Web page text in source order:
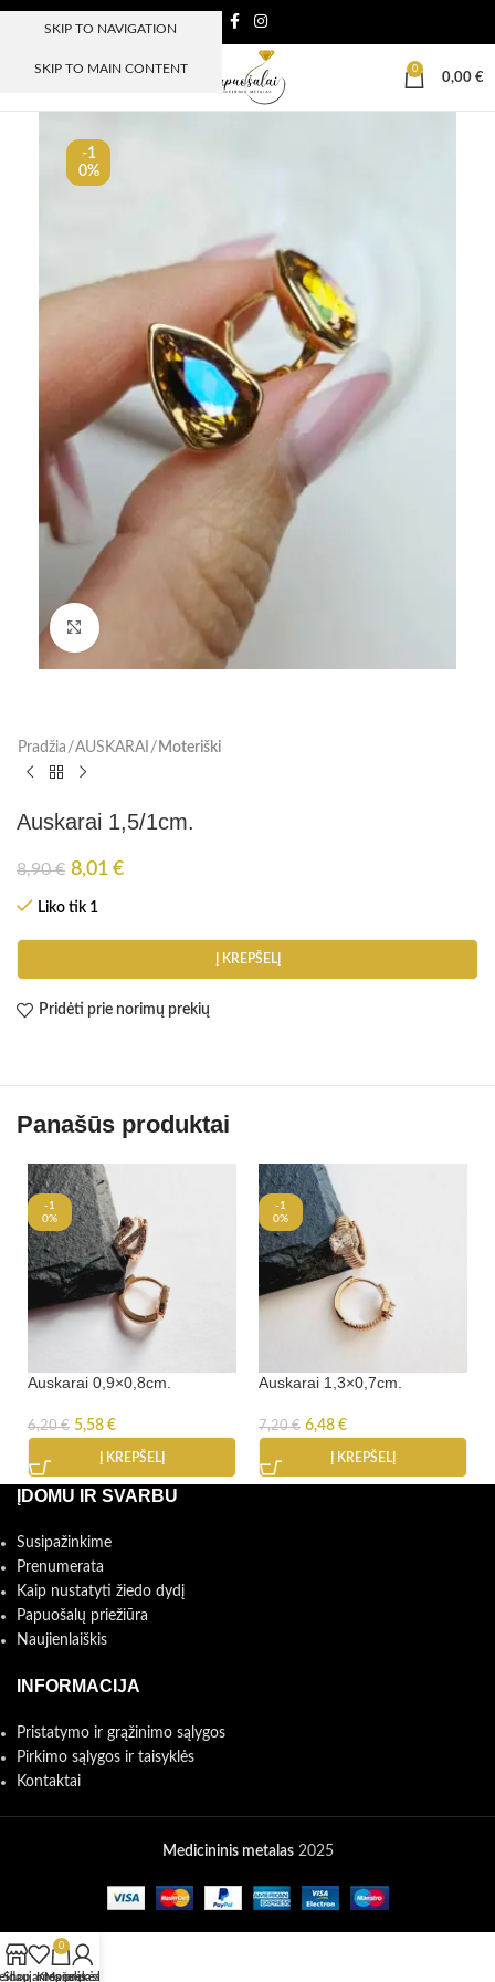
SKIP TO NAVIGATION
SKIP TO MAIN CONTENT
MENIU
0
0,00 €
-1
0%
Paspauskite, kad padidinti
Pradžia AUSKARAI Moteriški
Auskarai 1,5/1cm.
8,90€ 8,01 €
Liko tik 1
Į KREPŠELĮ
Pridėti prie norimų prekių
Panašūs produktai
-1
0%
Auskarai 0,9×0,8cm.
6,20€ 5,58 €
Į KREPŠELĮ
-1
0%
Auskarai 1,3×0,7cm.
7,20€ 6,48 €
Į KREPŠELĮ
ĮDOMU IR SVARBU
Susipažinkime
Prenumerata
Kaip nustatyti žiedo dydį
Papuošalų priežiūra
Naujienlaiškis
INFORMACIJA
Pristatymo ir grąžinimo sąlygos
Pirkimo sąlygos ir taisyklės
Kontaktai
Medicininis metalas2025
Shop prekės
0
Krepšelis
Mano paskyra